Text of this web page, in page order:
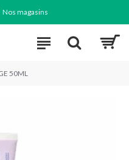
Nos magasins
50ML